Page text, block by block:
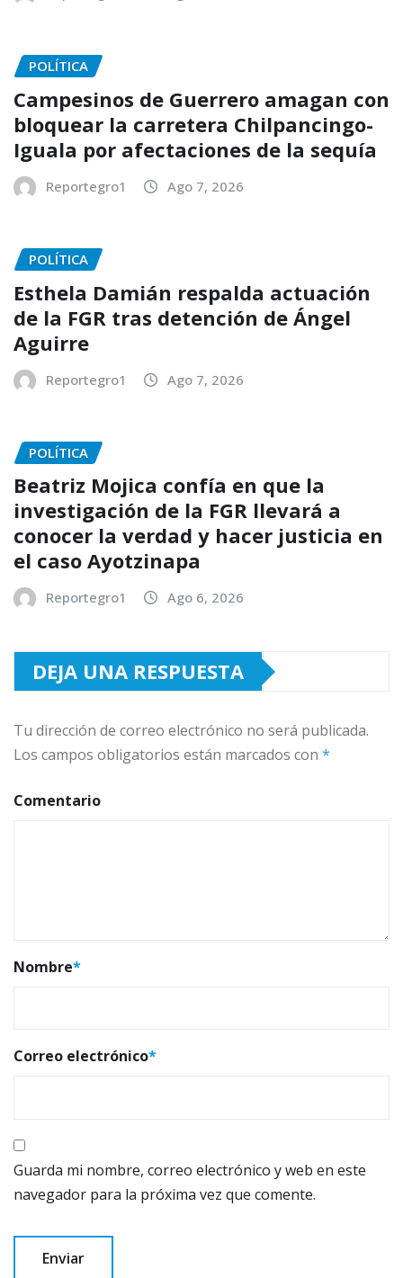
POLÍTICA
Campesinos de Guerrero amagan con
bloquear la carretera Chilpancingo-
Iguala por afectaciones de la sequía
Reportegro1 Ago 7, 2026
POLÍTICA
Esthela Damián respalda actuación
de la FGR tras detención de Ángel
Aguirre
Reportegro1 Ago 7, 2026
POLÍTICA
Beatriz Mojica confía en que la
investigación de la FGR llevará a
conocer la verdad y hacer justicia en
el caso Ayotzinapa
Reportegro1 Ago 6, 2026
DEJA UNA RESPUESTA
Tu dirección de correo electrónico no será publicada.
Los campos obligatorios están marcados con *
Comentario
Nombre*
Correo electrónico*
Guarda mi nombre, correo electrónico y web en este
navegador para la próxima vez que comente.